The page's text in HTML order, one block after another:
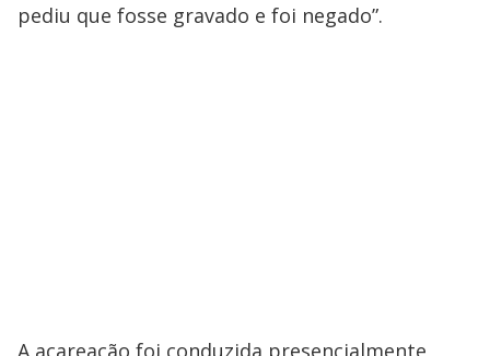
pediu que fosse gravado e foi negado”.
A acareação foi conduzida presencialmente